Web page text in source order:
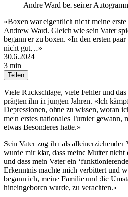
Andre Ward bei seiner
«Boxen war eigentlich nicht meine
Andrew Ward. Gleich wie sein Vater
begann er zu boxen. «In den ersten
nicht gut…»
30.6.2024
3 min
Teilen
Viele Rückschläge, viele Fehler und
prägten ihn in jungen Jahren. «Ich
Depressionen, ohne zu wissen, woran
mein erstes nationales Turnier gewann,
etwas Besonderes hatte.»
Sein Vater zog ihn als
wurde mir klar, dass meine Mutter nicht
und dass mein Vater ein
Erkenntnis machte mich verbittert und
begann ich, meine Familie und die
hineingeboren wurde, zu verachten.»